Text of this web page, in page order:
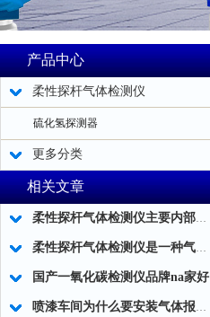
产品中心
柔性探杆气体检测仪
硫化氢探测器
更多分类
相关文章
柔性探杆气体检测仪主要内部结构简述
柔性探杆气体检测仪是一种气体泄露浓度检测的仪器仪表工具
国产一氧化碳检测仪品牌na家好
喷漆车间为什么要安装气体报警器？